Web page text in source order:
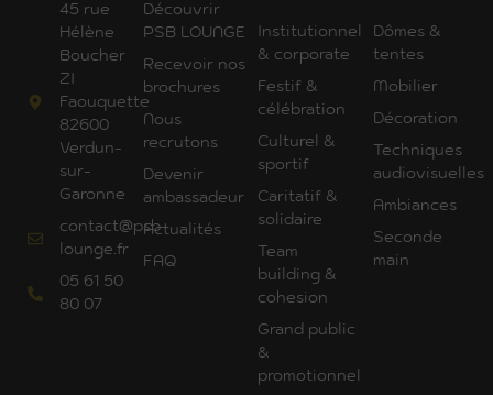
45 rue
Hélène
Boucher
ZI
Faouquette
82600
Verdun-
sur-
Garonne
contact@psb-
lounge.fr
05 61 50
80 07
Découvrir
PSB LOUNGE
Recevoir nos
brochures
Nous
recrutons
Devenir
ambassadeur
Actualités
FAQ
Institutionnel
& corporate
Festif &
célébration
Culturel &
sportif
Caritatif &
solidaire
Team
building &
cohesion
Grand public
&
promotionnel
Dômes &
tentes
Mobilier
Décoration
Techniques
audiovisuelles
Ambiances
Seconde
main